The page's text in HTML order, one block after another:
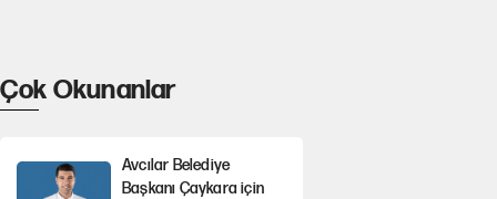
Çok Okunanlar
Avcılar Belediye
Başkanı Çaykara için